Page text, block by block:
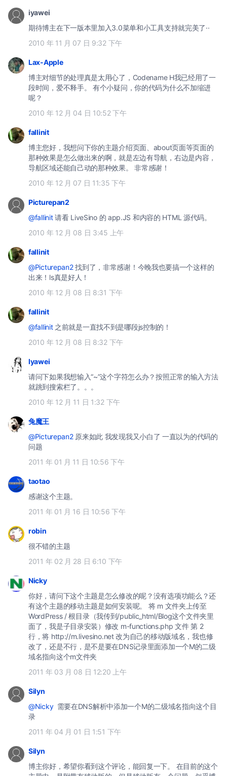
iyawei
期待博主在下一版本里加入3.0菜单和小工具支持就完美了··
2010 年 11 月 07 日 9:32 下午
Lax-Apple
博主对细节的处理真是太用心了，Codename H我已经用了一
段时间，爱不释手。 有个小疑问，你的代码为什么不加缩进
呢？
2010 年 12 月 04 日 10:52 下午
fallinit
博主您好，我想问下你的主题介绍页面、about页面等页面的
那种效果是怎么做出来的啊，就是左边有导航，右边是内容，
导航区域还能自己动的那种效果。 非常感谢！
2010 年 12 月 07 日 11:35 下午
Picturepan2
@fallinit请看 LiveSino 的 app.JS 和内容的 HTML 源代码。
2010 年 12 月 08 日 3:45 上午
fallinit
@Picturepan2找到了，非常感谢！今晚我也要搞一个这样的
出来！ls真是好人！
2010 年 12 月 08 日 8:31 下午
fallinit
@fallinit之前就是一直找不到是哪段js控制的！
2010 年 12 月 08 日 8:32 下午
Iyawei
请问下如果我想输入“~”这个字符怎么办？按照正常的输入方法
就跳到搜索栏了。。。
2010 年 12 月 11 日 1:32 下午
兔魔王
@Picturepan2原来如此 我发现我又小白了 一直以为的代码的
问题
2011 年 01 月 11 日 10:56 下午
taotao
感谢这个主题。
2011 年 01 月 16 日 10:56 下午
robin
很不错的主题
2011 年 02 月 28 日 6:10 下午
Nicky
你好，请问下这个主题是怎么修改的呢？没有选项功能么？还
有这个主题的移动主题是如何安装呢。 将 m 文件夹上传至
WordPress / 根目录（我传到/public_html/Blog这个文件夹里
面了，我是子目录安装）修改 m-functions.php 文件 第 2
行，将 http://m.livesino.net 改为自己的移动版域名，我也修
改了，还是不行，是不是要在DNS记录里面添加一个M的二级
域名指向这个m文件夹
2011 年 03 月 08 日 12:20 上午
Silyn
@Nicky需要在DNS解析中添加一个M的二级域名指向这个目
录
2011 年 04 月 01 日 1:51 下午
Silyn
博主你好，希望你看到这个评论，能回复一下。 在目前的这个